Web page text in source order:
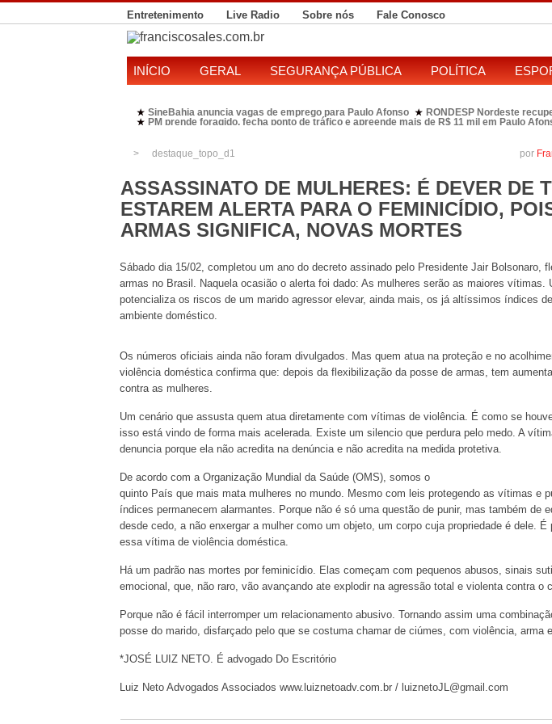
Entretenimento Live Radio Sobre nós Fale Conosco
INÍCIO GERAL SEGURANÇA PÚBLICA POLÍTICA
★ SineBahia anuncia vagas de emprego para Paulo Afonso ★ RONDESP Nordeste
★ PM prende foragido, fecha ponto de tráfico e apreende mais de R$ 11 mil em Paulo
destaque_topo_d1 por
ASSASSINATO DE MULHERES: É DEVER DE
ESTAREM ALERTA PARA O FEMINICÍDIO,
ARMAS SIGNIFICA, NOVAS MORTES
Sábado dia 15/02, completou um ano do decreto assinado pelo Presidente Jair Bolsonaro,
armas no Brasil. Naquela ocasião o alerta foi dado: As mulheres serão as maiores vítimas.
potencializa os riscos de um marido agressor elevar, ainda mais, os já altíssimos índices
ambiente doméstico.
Os números oficiais ainda não foram divulgados. Mas quem atua na proteção e no
violência doméstica confirma que: depois da flexibilização da posse de armas, tem
contra as mulheres.
Um cenário que assusta quem atua diretamente com vítimas de violência. É como se
isso está vindo de forma mais acelerada. Existe um silencio que perdura pelo medo. A
denuncia porque ela não acredita na denúncia e não acredita na medida protetiva.
De acordo com a Organização Mundial da Saúde (OMS), somos o
quinto País que mais mata mulheres no mundo. Mesmo com leis protegendo as vítimas e
índices permanecem alarmantes. Porque não é só uma questão de punir, mas também de
desde cedo, a não enxergar a mulher como um objeto, um corpo cuja propriedade é dele. É
essa vítima de violência doméstica.
Há um padrão nas mortes por feminicídio. Elas começam com pequenos abusos, sinais
emocional, que, não raro, vão avançando ate explodir na agressão total e violenta contra o
Porque não é fácil interromper um relacionamento abusivo. Tornando assim uma
posse do marido, disfarçado pelo que se costuma chamar de ciúmes, com violência, arma
*JOSÉ LUIZ NETO. É advogado Do Escritório
Luiz Neto Advogados Associados www.luiznetoadv.com.br / luiznetoJL@gmail.com